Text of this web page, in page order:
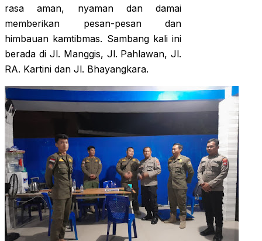
rasa aman, nyaman dan damai
memberikan pesan-pesan dan
himbauan kamtibmas. Sambang kali ini
berada di Jl. Manggis, Jl. Pahlawan, Jl.
RA. Kartini dan Jl. Bhayangkara.